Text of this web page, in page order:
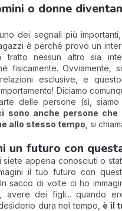
o donne
dei segnali più
è perché provo un
tratto nessun altro sia
fisicamente. Ovviamente,
esclusive, e questo
Diciamo
delle persone (sì, siamo
sono anche persone che
allo stesso tempo , si
un futuro con
siete appena conosciuti o
il tuo futuro con
sacco di volte ci ho
avere dei figli... quando
dura nel tempo, è il